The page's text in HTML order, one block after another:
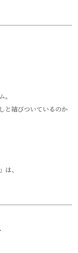
と結びついているのか
、